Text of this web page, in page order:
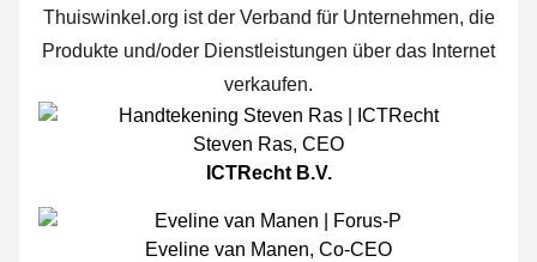
Thuiswinkel.org ist der Verband für Unternehmen, die
Produkte und/oder Dienstleistungen über das Internet
verkaufen.
Steven Ras, CEO
ICTRecht B.V.
Eveline van Manen, Co-CEO